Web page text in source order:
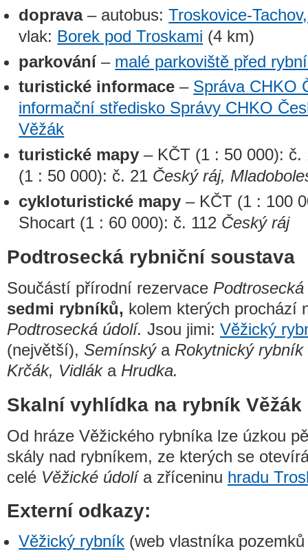
doprava– autobus:Troskovice-
vlak: Borek pod Troskami (4 km)
parkování– malé parkoviště před
turistické informace – Správa CHKO
informační středisko Správy CHKO
Věžák
turistické mapy – KČT (1 : 50 000):
(1 : 50 000): č. 21 Český ráj,
cykloturistické mapy – KČT (1 : 100
Shocart (1 : 60 000): č. 112 Český ráj
Podtrosecká rybniční soustava
Součástí přírodní rezervace
sedmi rybníků, kolem kterých prochází
Podtrosecká údolí. Jsou jimi: Věžický
(největší), Semínskýa Rokytnický rybník
Krčák, Vidláka Hrudka.
Skalní vyhlídka na rybník Věžák
Od hráze Věžického rybníka lze úzkou
skály nad rybníkem, ze kterých se
celé Věžické údolía zříceninu hradu
Externí odkazy:
Věžický rybník (web vlastníka